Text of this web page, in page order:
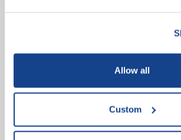
Allow all
Custom
Když stáří nemůže, mládí